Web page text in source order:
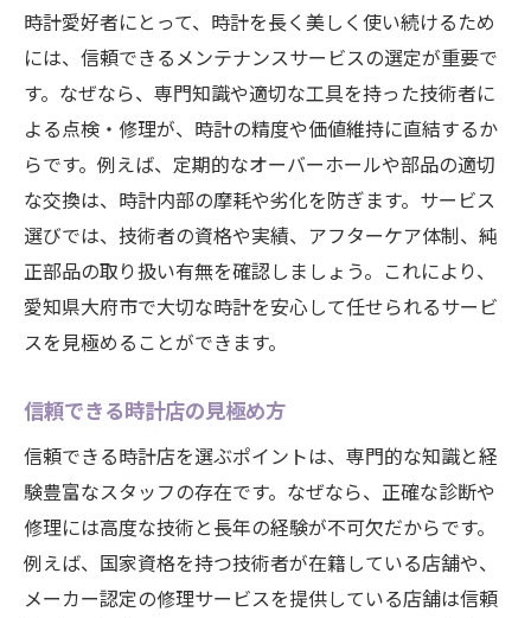
時計愛好者にとって、時計を長く美しく使い続けるため
には、信頼できるメンテナンスサービスの選定が重要で
す。なぜなら、専門知識や適切な工具を持った技術者に
よる点検・修理が、時計の精度や価値維持に直結するか
らです。例えば、定期的なオーバーホールや部品の適切
な交換は、時計内部の摩耗や劣化を防ぎます。サービス
選びでは、技術者の資格や実績、アフターケア体制、純
正部品の取り扱い有無を確認しましょう。これにより、
愛知県大府市で大切な時計を安心して任せられるサービ
スを見極めることができます。
信頼できる時計店の見極め方
信頼できる時計店を選ぶポイントは、専門的な知識と経
験豊富なスタッフの存在です。なぜなら、正確な診断や
修理には高度な技術と長年の経験が不可欠だからです。
例えば、国家資格を持つ技術者が在籍している店舗や、
メーカー認定の修理サービスを提供している店舗は信頼